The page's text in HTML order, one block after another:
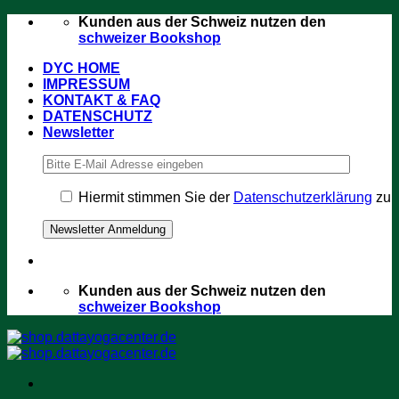
Zum
Kunden aus der Schweiz nutzen den
schweizer Bookshop
DYC HOME
IMPRESSUM
KONTAKT & FAQ
DATENSCHUTZ
Newsletter
Hiermit stimmen Sie der Datenschutzerklärung zu
Kunden aus der Schweiz nutzen den
schweizer Bookshop